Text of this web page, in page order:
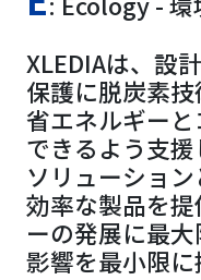
XLEDIAは、設
保護に脱炭素
省エネルギー
できるよう支
ソリューショ
効率な製品を
ーの発展に最
影響を最小限に